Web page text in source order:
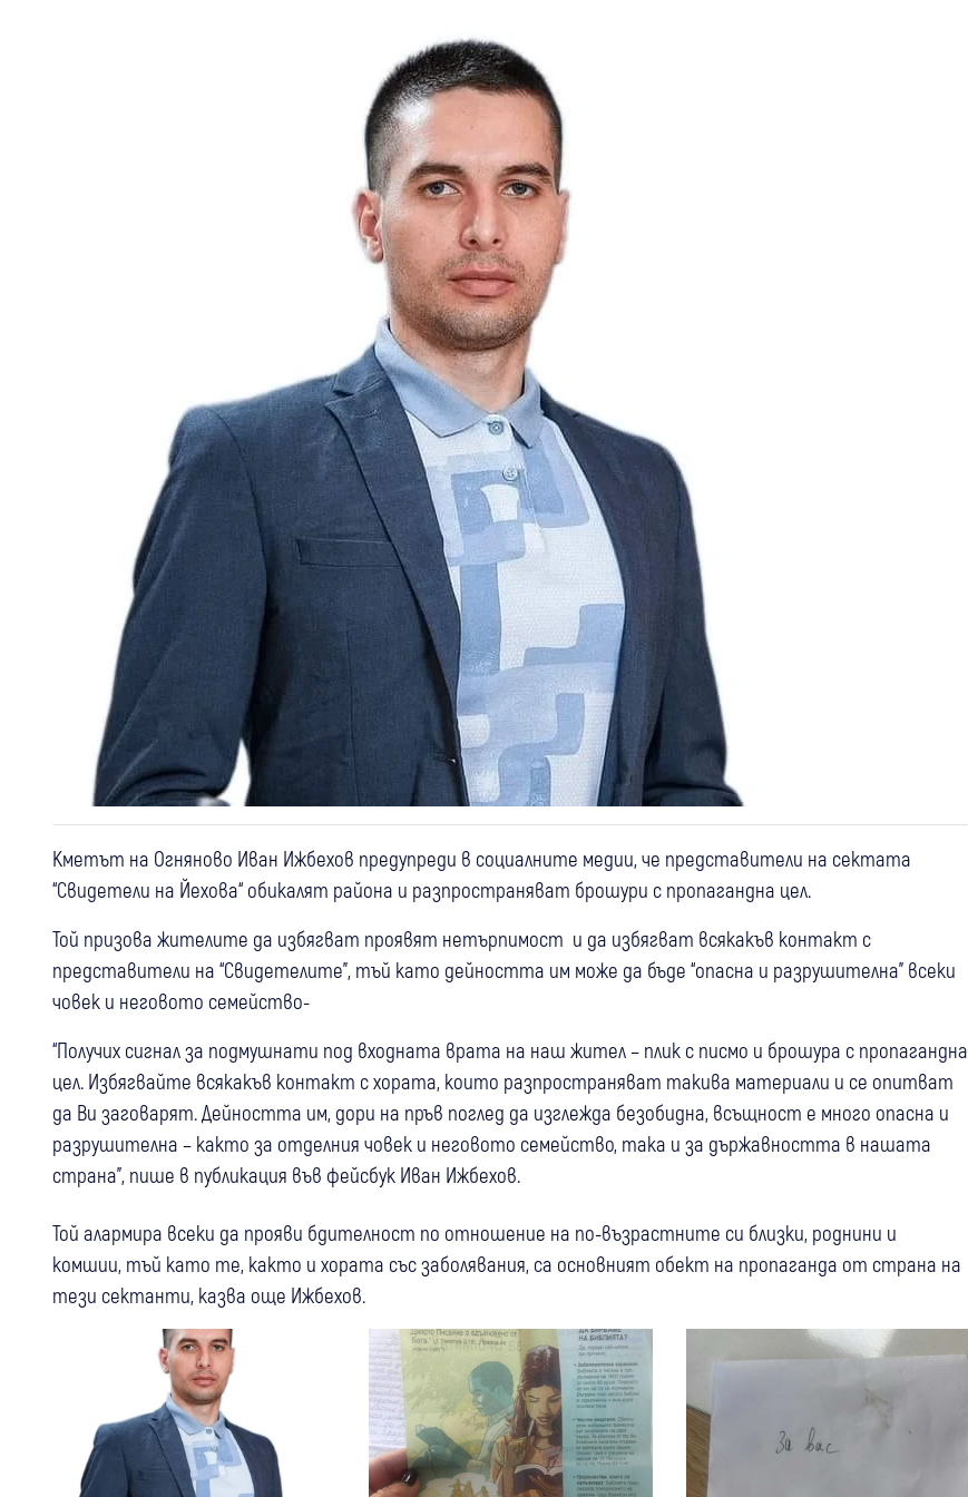
Кметът на Огняново Иван Ижбехов предупреди в социалните медии, че представители на сектата
“Свидетели на Йехова“ обикалят района и разпространяват брошури с пропагандна цел.
Той призова жителите да избягват проявят нетърпимост и да избягват всякакъв контакт с
представители на “Свидетелите”, тъй като дейността им може да бъде “опасна и разрушителна” всеки
човек и неговото семейство-
“Получих сигнал за подмушнати под входната врата на наш жител – плик с писмо и брошура с пропагандна
цел. Избягвайте всякакъв контакт с хората, които разпространяват такива материали и се опитват
да Ви заговарят. Дейността им, дори на пръв поглед да изглежда безобидна, всъщност е много опасна и
разрушителна – както за отделния човек и неговото семейство, така и за държавността в нашата
страна”, пише в публикация във фейсбук Иван Ижбехов.
Той алармира всеки да прояви бдителност по отношение на по-възрастните си близки, роднини и
комшии, тъй като те, както и хората със заболявания, са основният обект на пропаганда от страна на
тези сектанти, казва още Ижбехов.